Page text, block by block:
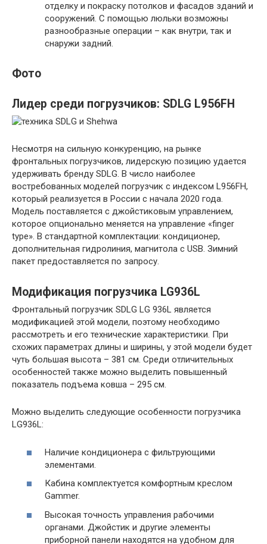
отделку и покраску потолков и фасадов зданий и
сооружений. С помощью люльки возможны
разнообразные операции – как внутри, так и
снаружи задний.
Фото
Лидер среди погрузчиков: SDLG L956FH
Несмотря на сильную конкуренцию, на рынке
фронтальных погрузчиков, лидерскую позицию удается
удерживать бренду SDLG. В число наиболее
востребованных моделей погрузчик с индексом L956FH,
который реализуется в России с начала 2020 года.
Модель поставляется с джойстиковым управлением,
которое опционально меняется на управление «finger
type». В стандартной комплектации: кондиционер,
дополнительная гидролиния, магнитола с USB. Зимний
пакет предоставляется по запросу.
Модификация погрузчика LG936L
Фронтальный погрузчик SDLG LG 936L является
модификацией этой модели, поэтому необходимо
рассмотреть и его технические характеристики. При
схожих параметрах длины и ширины, у этой модели будет
чуть большая высота – 381 см. Среди отличительных
особенностей также можно выделить повышенный
показатель подъема ковша – 295 см.
Можно выделить следующие особенности погрузчика
LG936L:
Наличие кондиционера с фильтрующими
элементами.
Кабина комплектуется комфортным креслом
Gammer.
Высокая точность управления рабочими
органами. Джойстик и другие элементы
приборной панели находятся на удобном для